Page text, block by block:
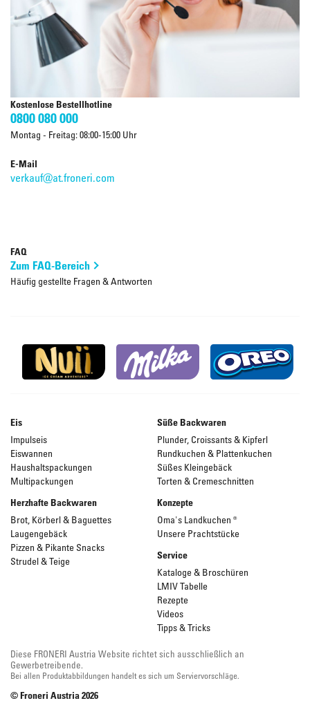
Kostenlose Bestellhotline
0800 080 000
Montag - Freitag: 08:00-15:00 Uhr
E-Mail
verkauf@at.froneri.com
FAQ
Zum FAQ-Bereich
Häufig gestellte Fragen & Antworten
Eis
Impulseis
Eiswannen
Haushaltspackungen
Multipackungen
Süße Backwaren
Plunder, Croissants & Kipferl
Rundkuchen & Plattenkuchen
Süßes Kleingebäck
Torten & Cremeschnitten
Herzhafte Backwaren
Brot, Körberl & Baguettes
Laugengebäck
Pizzen & Pikante Snacks
Strudel & Teige
Konzepte
Oma's Landkuchen ®
Unsere Prachtstücke
Service
Kataloge & Broschüren
LMIV Tabelle
Rezepte
Videos
Tipps & Tricks
Diese FRONERI Austria Website richtet sich ausschließlich an
Gewerbetreibende.
Bei allen Produktabbildungen handelt es sich um Serviervorschläge.
© Froneri Austria2026